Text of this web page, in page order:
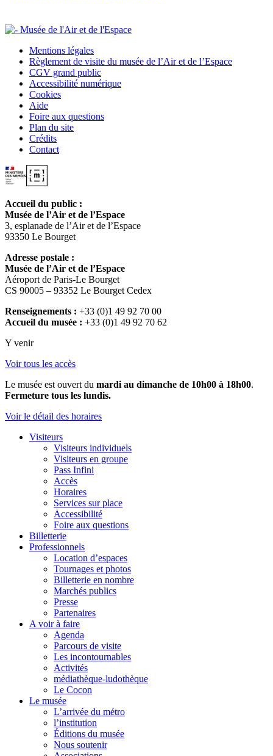
Mentions légales
Règlement de visite du musée de l’Air et de l’Espace
CGV grand public
Accessibilité numérique
Cookies
Aide
Foire aux questions
Plan du site
Crédits
Contact
Accueil du public :
Musée de l’Air et de l’Espace
3, esplanade de l’Air et de l’Espace
93350 Le Bourget
Adresse postale :
Musée de l’Air et de l’Espace
Aéroport de Paris-Le Bourget
CS 90005 – 93352 Le Bourget Cedex
Renseignements : +33 (0)1 49 92 70 00
Accueil du musée : +33 (0)1 49 92 70 62
Y venir
Voir tous les accès
Le musée est ouvert du mardi au dimanche de 10h00 à 18h00.
Fermeture tous les lundis.
Voir le détail des horaires
Visiteurs
Visiteurs individuels
Visiteurs en groupe
Pass Infini
Accès
Horaires
Services sur place
Accessibilité
Foire aux questions
Billetterie
Professionnels
Location d’espaces
Tournages et photos
Billetterie en nombre
Marchés publics
Presse
Partenaires
A voir à faire
Agenda
Parcours de visite
Les incontournables
Activités
médiathèque-ludothèque
Le Cocon
Le musée
L’arrivée du métro
l’institution
Éditions du musée
Nous soutenir